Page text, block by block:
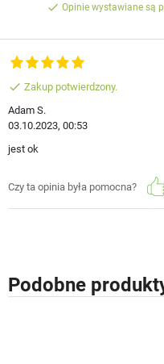
done Opinie wystawiane są
done Zakup potwierdzony.
Adam S.
03.10.2023, 00:53
jest ok
Czy ta opinia była pomocna?
Podobne